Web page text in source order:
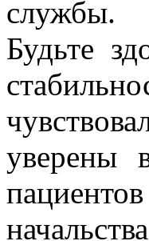
службы.
Будьте
уверены